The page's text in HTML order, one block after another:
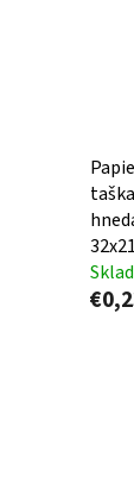
taška